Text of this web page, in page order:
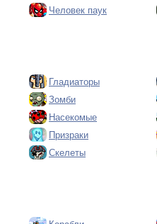
Человек паук
Гладиаторы
Зомби
Насекомые
Призраки
Скелеты